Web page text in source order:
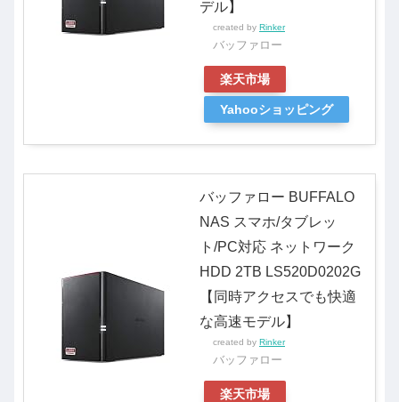
デル】
created by Rinker
バッファロー
楽天市場
Yahooショッピング
バッファロー BUFFALO
NAS スマホ/タブレッ
ト/PC対応 ネットワーク
HDD 2TB LS520D0202G
【同時アクセスでも快適
な高速モデル】
created by Rinker
バッファロー
楽天市場